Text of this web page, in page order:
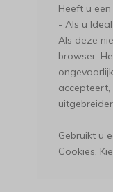
Heeft u
- Als u
Als deze
browser.
Gebruikt u
Cookies.